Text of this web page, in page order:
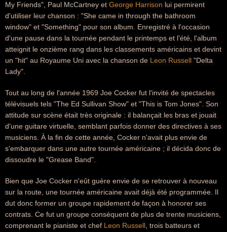
My Friends", Paul McCartney et George Harrison lui permirent
d'utiliser leur chanson : "She came in through the bathroom
window" et "Something" pour son album. Enregistré à l'occasion
d'une pause dans la tournée pendant le printemps et l'été, l'album
atteignit le onzième rang dans les classements américains et devint
un "hit" au Royaume Uni avec la chanson de Leon Russell "Delta
Lady".
Tout au long de l'année 1969 Joe Cocker fut l'invité de spectacles
télévisuels tels "The Ed Sullivan Show" et "This is Tom Jones". Son
attitude sur scène était très originale : il balançait les bras et jouait
d'une guitare virtuelle, semblant parfois donner des directives à ses
musiciens. À la fin de cette année, Cocker n'avait plus envie de
s'embarquer dans une autre tournée américaine ; il décida donc de
dissoudre le "Grease Band".
Bien que Joe Cocker n'eût guère envie de se retrouver à nouveau
sur la route, une tournée américaine avait déjà été programmée. Il
dut donc former un groupe rapidement de façon à honorer ses
contrats. Ce fut un groupe conséquent de plus de trente musiciens,
comprenant le pianiste et chef Leon Russell , trois batteurs et